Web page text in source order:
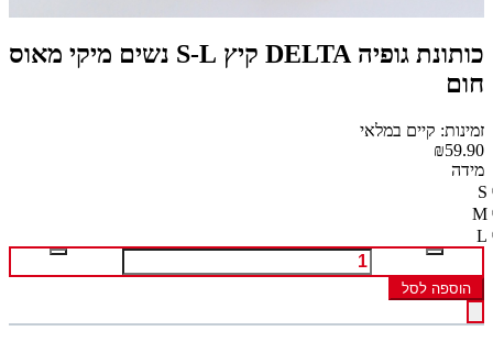
כותונת גופיה DELTA קיץ S-L נשים מיקי מאוס
חום
זמינות: קיים במלאי
₪59.90
מידה
S
M
L
הוספה לסל